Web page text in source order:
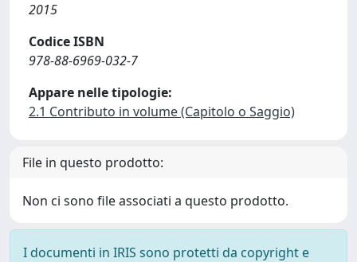
2015
Codice ISBN
978-88-6969-032-7
Appare nelle tipologie:
2.1 Contributo in volume (Capitolo o Saggio)
File in questo prodotto:
Non ci sono file associati a questo prodotto.
I documenti in IRIS sono protetti da copyright e